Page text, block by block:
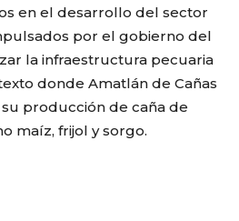
en el desarrollo del sector
por el gobierno del
la infraestructura pecuaria
donde Amatlán de Cañas
producción de caña de
maíz, frijol y sorgo.